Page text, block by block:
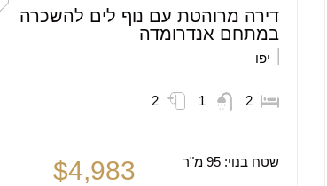
דירה מרוהטת עם נוף לים להשכרה
במתחם אנדרומדה
יפו
2
1
2
שטח בנוי: 95 מ"ר $4,983